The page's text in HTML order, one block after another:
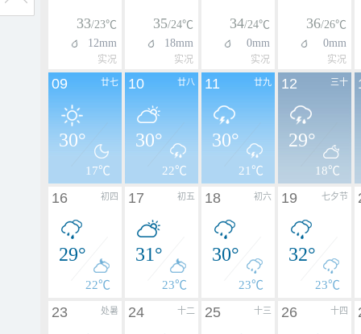
33/23℃
12mm
实况
35/24℃
18mm
实况
34/24℃
0mm
实况
36/26℃
0mm
实况
廿七
09
30°
17℃
廿八
10
30°
22℃
廿九
11
30°
21℃
三十
12
29°
18℃
初四
16
29°
22℃
初五
17
31°
23℃
初六
18
30°
23℃
七夕节
19
32°
23℃
处暑
23 十二
24 十三
25 十四
26